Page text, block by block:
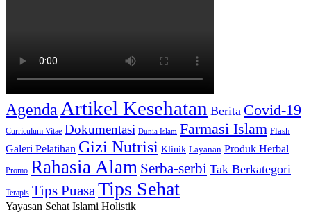
Agenda Artikel Kesehatan Berita Covid-19
Curriculum Vitae Dokumentasi Dunia Islam Farmasi Islam Flash
Galeri Pelatihan Gizi Nutrisi Klinik Layanan Produk Herbal
Promo Rahasia Alam Serba-serbi Tak Berkategori
Terapis Tips PuasaTips Sehat
Yayasan Sehat Islami Holistik